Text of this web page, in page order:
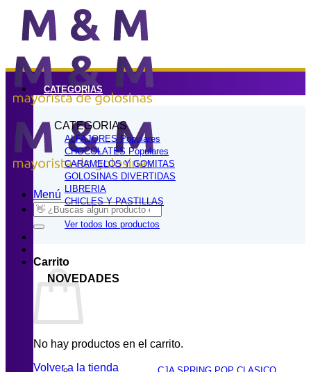
Saltar
contenido
Menú
Buscar
por:
Carrito
No hay productos en el carrito.
Volver a la tienda
CATEGORIAS
CATEGORIAS
ALFAJORES
CHOCOLATES
CARAMELOS Y GOMITAS
GOLOSINAS DIVERTIDAS
LIBRERIA
CHICLES Y PASTILLAS
Ver todos los productos
NOVEDADES